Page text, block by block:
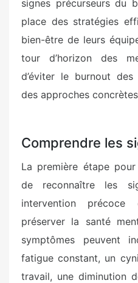
signes précurseurs du
place des stratégies
bien-être de leurs
tour d’horizon des
d’éviter le burnout
des approches
Comprendre les
La première étape
de reconnaître les
intervention
préserver la santé
symptômes peuvent
fatigue constant, un
travail, une diminution